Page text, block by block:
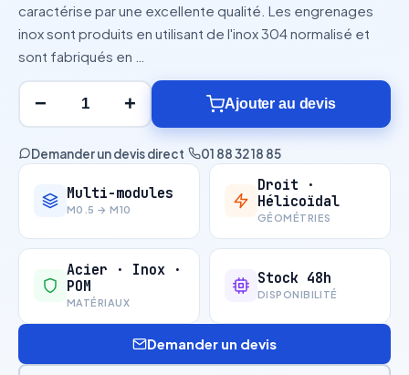
caractérise par une excellente qualité. Les engrenages
inox sont produits en utilisant de l'inox 304 normalisé et
sont fabriqués en …
− + Ajouter au devis
Demander un devis direct· 01 88 32 18 85
Multi-modules
M0.5 → M10
Droit ·
Hélicoïdal
GÉOMÉTRIES
Acier · Inox ·
POM
MATÉRIAUX
Stock 48h
DISPONIBILITÉ
Demander un devis